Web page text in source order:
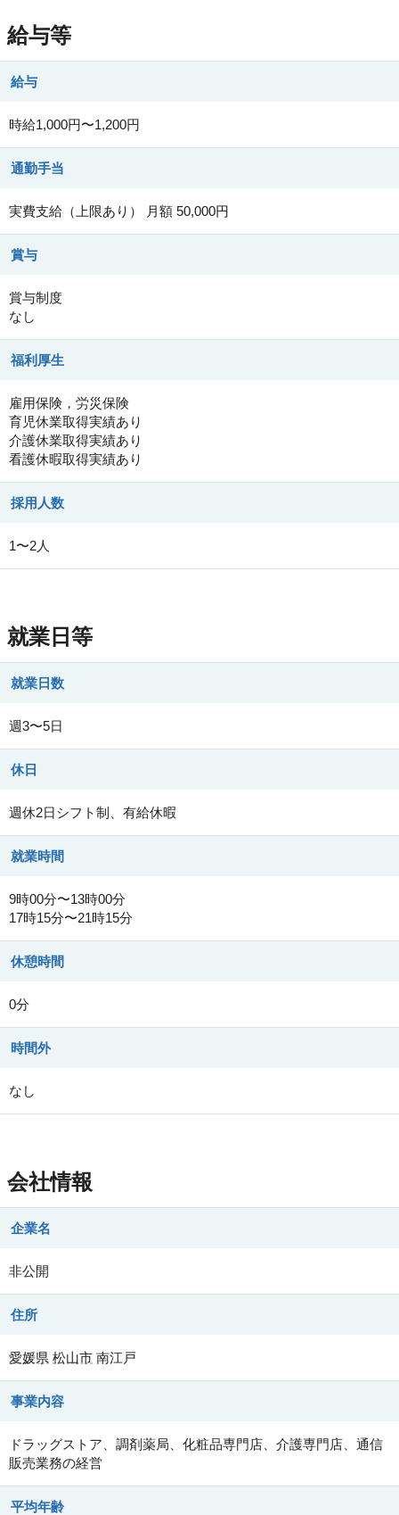
給与等
給与
時給1,000円〜1,200円
通勤手当
実費支給（上限あり） 月額 50,000円
賞与
賞与制度
なし
福利厚生
雇用保険，労災保険
育児休業取得実績あり
介護休業取得実績あり
看護休暇取得実績あり
採用人数
1〜2人
就業日等
就業日数
週3〜5日
休日
週休2日シフト制、有給休暇
就業時間
9時00分〜13時00分
17時15分〜21時15分
休憩時間
0分
時間外
なし
会社情報
企業名
非公開
住所
愛媛県 松山市 南江戸
事業内容
ドラッグストア、調剤薬局、化粧品専門店、介護専門店、通信
販売業務の経営
平均年齢